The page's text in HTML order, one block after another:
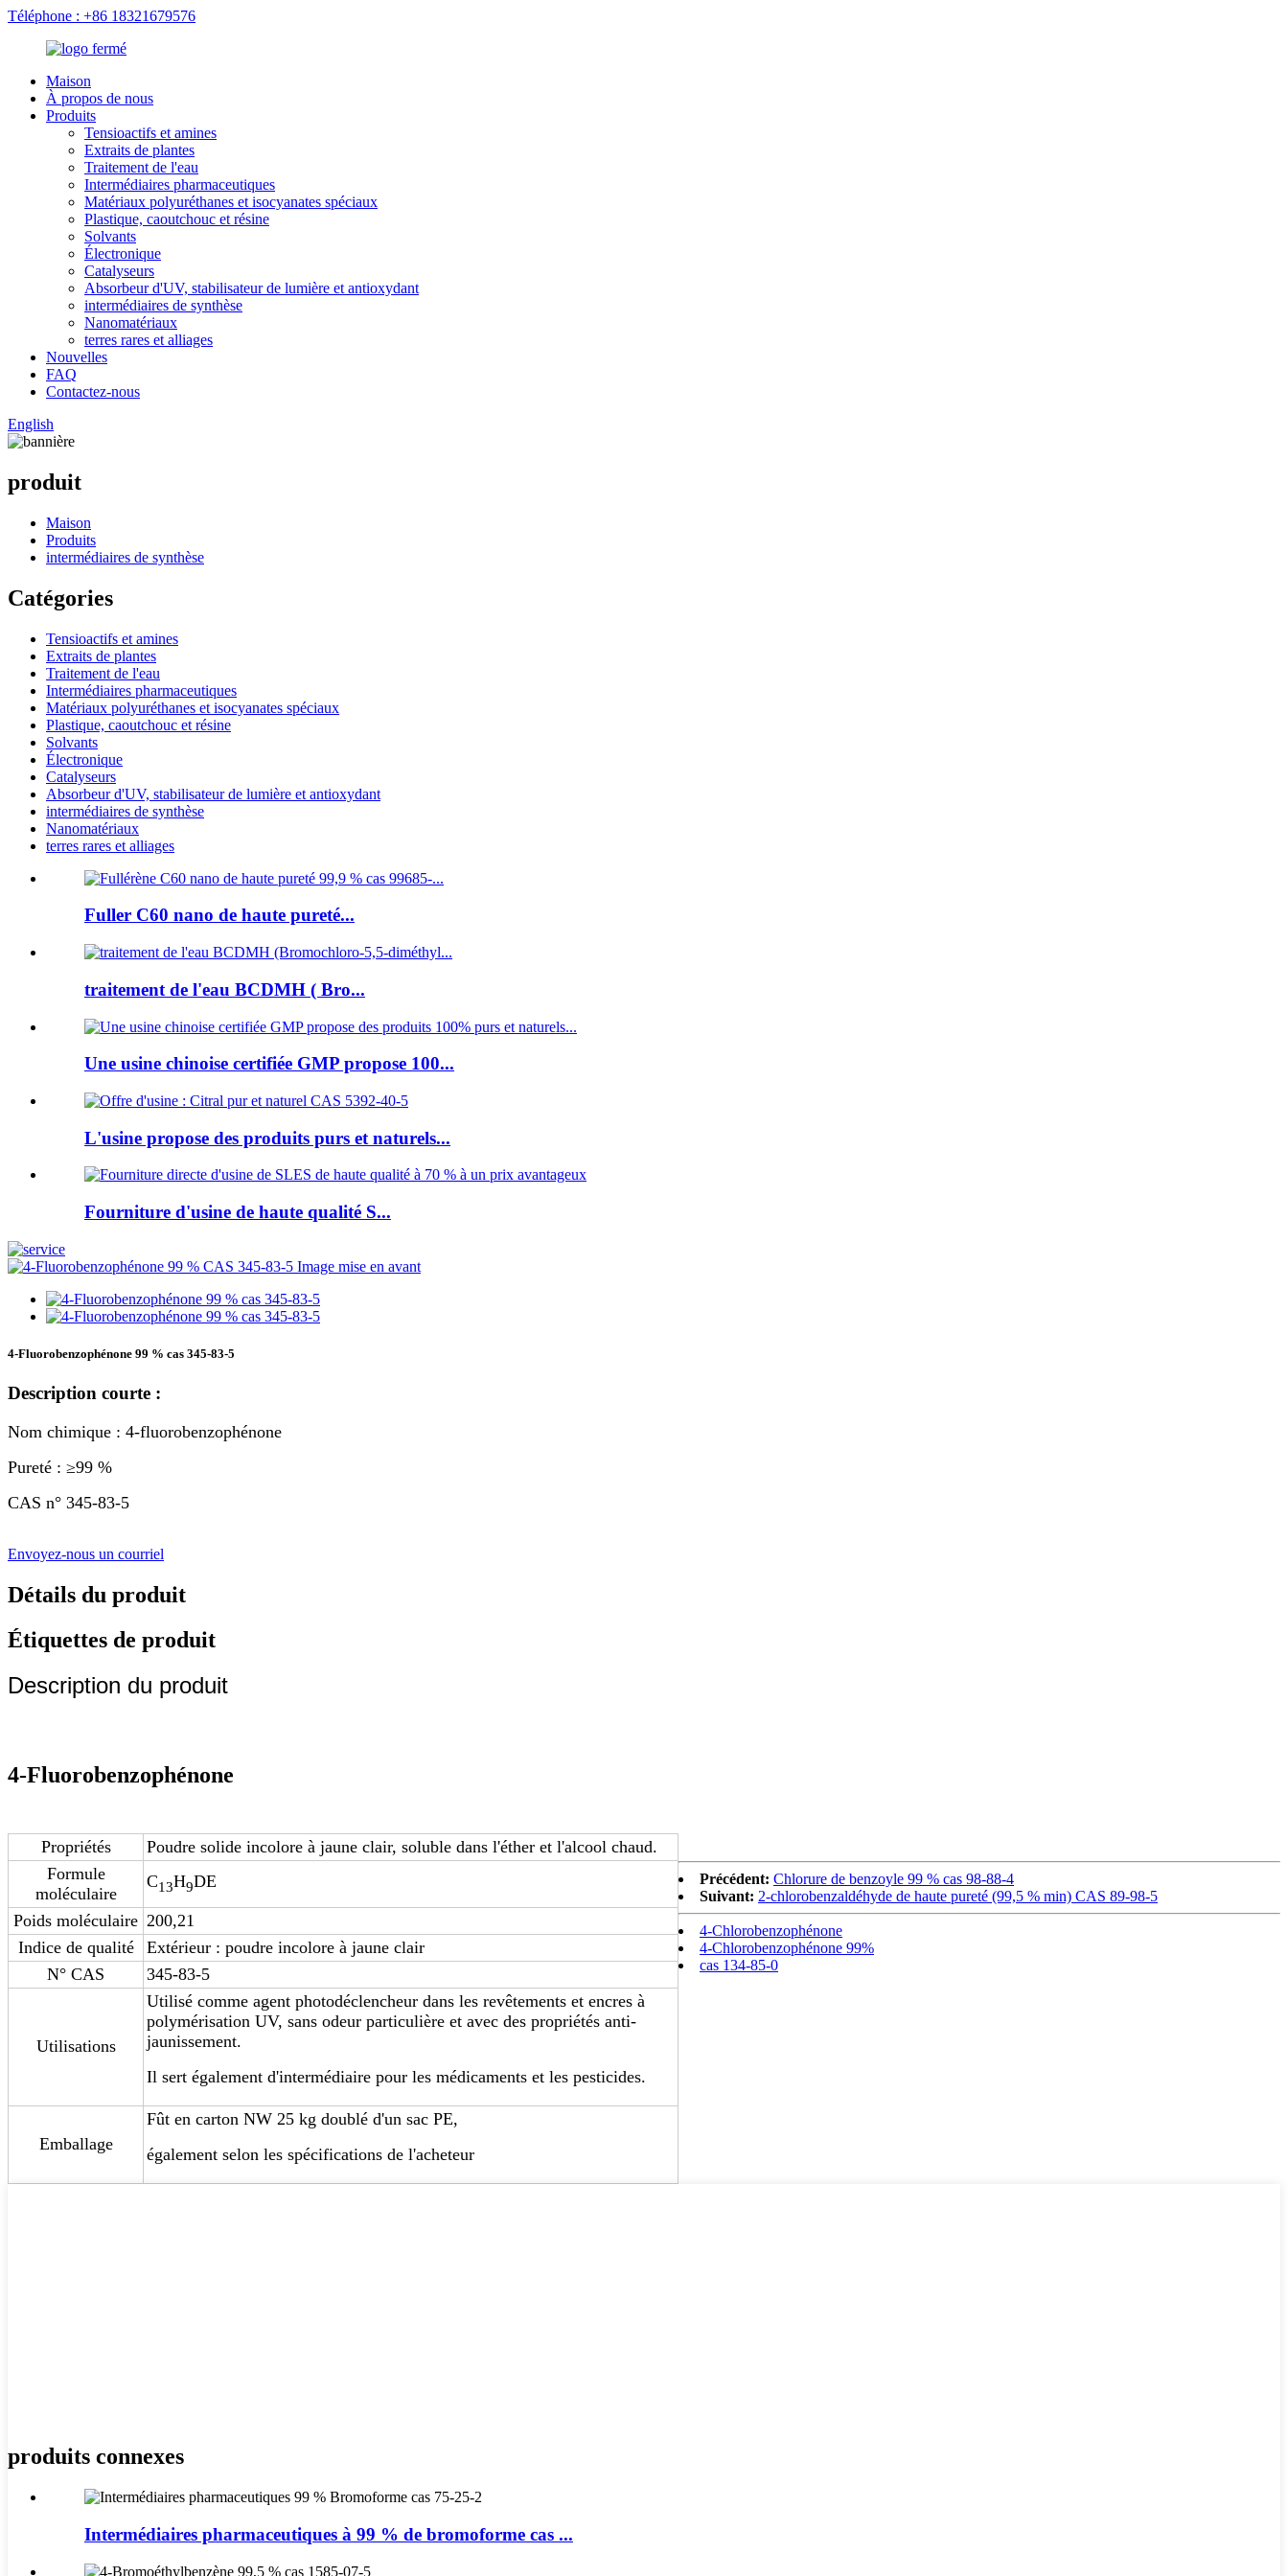
Téléphone : +86 18321679576
Maison
À propos de nous
Produits
Tensioactifs et amines
Extraits de plantes
Traitement de l'eau
Intermédiaires pharmaceutiques
Matériaux polyuréthanes et isocyanates spéciaux
Plastique, caoutchouc et résine
Solvants
Électronique
Catalyseurs
Absorbeur d'UV, stabilisateur de lumière et antioxydant
intermédiaires de synthèse
Nanomatériaux
terres rares et alliages
Nouvelles
FAQ
Contactez-nous
English
produit
Maison
Produits
intermédiaires de synthèse
Catégories
Tensioactifs et amines
Extraits de plantes
Traitement de l'eau
Intermédiaires pharmaceutiques
Matériaux polyuréthanes et isocyanates spéciaux
Plastique, caoutchouc et résine
Solvants
Électronique
Catalyseurs
Absorbeur d'UV, stabilisateur de lumière et antioxydant
intermédiaires de synthèse
Nanomatériaux
terres rares et alliages
Fuller C60 nano de haute pureté...
traitement de l'eau BCDMH ( Bro...
Une usine chinoise certifiée GMP propose 100...
L'usine propose des produits purs et naturels...
Fourniture d'usine de haute qualité S...
4-Fluorobenzophénone 99 % cas 345-83-5
Description courte :
Nom chimique : 4-fluorobenzophénone
Pureté : ≥99 %
CAS n° 345-83-5
Envoyez-nous un courriel
Détails du produit
Étiquettes de produit
Description du produit
4-Fluorobenzophénone
Propriétés
Poudre solide incolore à jaune clair, soluble dans l'éther et l'alcool chaud.
Formule
moléculaire
C13H9DE
Poids moléculaire 200,21
Indice de qualité
Extérieur : poudre incolore à jaune clair
N° CAS
345-83-5
Utilisations
Utilisé comme agent photodéclencheur dans les revêtements et encres à
polymérisation UV, sans odeur particulière et avec des propriétés anti-
jaunissement.
Il sert également d'intermédiaire pour les médicaments et les pesticides.
Emballage
Fût en carton NW 25 kg doublé d'un sac PE,
également selon les spécifications de l'acheteur
Précédent: Chlorure de benzoyle 99 % cas 98-88-4
Suivant: 2-chlorobenzaldéhyde de haute pureté (99,5 % min) CAS 89-98-5
4-Chlorobenzophénone
4-Chlorobenzophénone 99%
cas 134-85-0
produits connexes
Intermédiaires pharmaceutiques à 99 % de bromoforme cas ...